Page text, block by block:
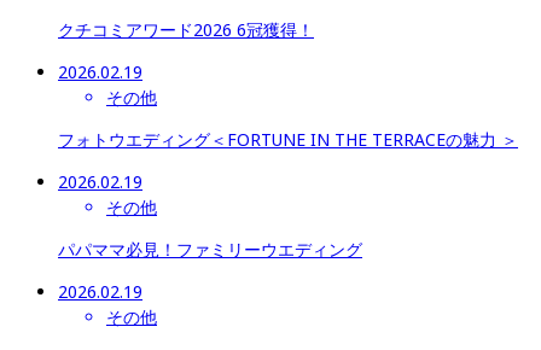
クチコミアワード2026 6冠獲得！
2026.02.19
その他
フォトウエディング＜FORTUNE IN THE TERRACEの魅力 ＞
2026.02.19
その他
パパママ必見！ファミリーウエディング
2026.02.19
その他